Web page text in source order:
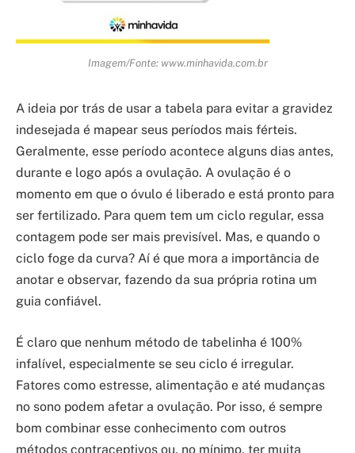
Imagem/Fonte: www.minhavida.com.br
A ideia por trás de usar a tabela para evitar a gravidez
indesejada é mapear seus períodos mais férteis.
Geralmente, esse período acontece alguns dias antes,
durante e logo após a ovulação. A ovulação é o
momento em que o óvulo é liberado e está pronto para
ser fertilizado. Para quem tem um ciclo regular, essa
contagem pode ser mais previsível. Mas, e quando o
ciclo foge da curva? Aí é que mora a importância de
anotar e observar, fazendo da sua própria rotina um
guia confiável.
É claro que nenhum método de tabelinha é 100%
infalível, especialmente se seu ciclo é irregular.
Fatores como estresse, alimentação e até mudanças
no sono podem afetar a ovulação. Por isso, é sempre
bom combinar esse conhecimento com outros
métodos contraceptivos ou, no mínimo, ter muita